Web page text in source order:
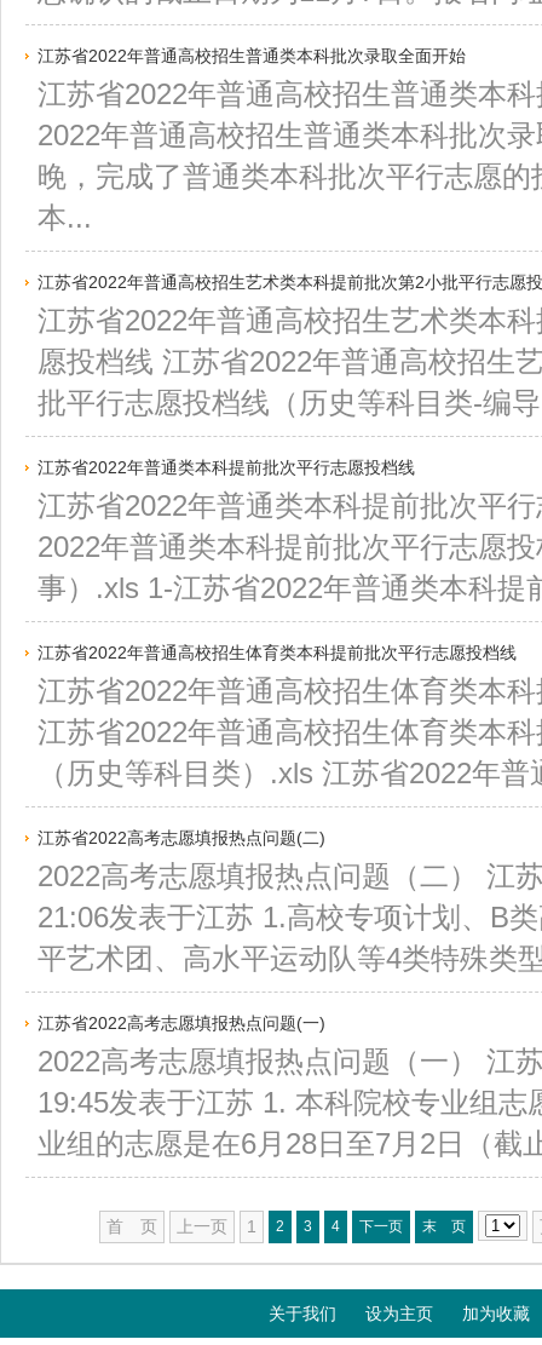
江苏省2022年普通高校招生普通类本科批次录取全面开始
江苏省2022年普通高校招生普通类本
2022年普通高校招生普通类本科批次
晚，完成了普通类本科批次平行志愿
本...
江苏省2022年普通高校招生艺术类本科提前批次第2小批平行志愿
江苏省2022年普通高校招生艺术类本
愿投档线 江苏省2022年普通高校招生
批平行志愿投档线（历史等科目类-编
江苏省2022年普通类本科提前批次平行志愿投档线
江苏省2022年普通类本科提前批次平
2022年普通类本科提前批次平行志愿
事）.xls 1-江苏省2022年普通类本科提
江苏省2022年普通高校招生体育类本科提前批次平行志愿投档线
江苏省2022年普通高校招生体育类本
江苏省2022年普通高校招生体育类本
（历史等科目类）.xls 江苏省2022年
江苏省2022高考志愿填报热点问题(二)
2022高考志愿填报热点问题（二） 江
21:06发表于江苏 1.高校专项计划、B
平艺术团、高水平运动队等4类特殊类
江苏省2022高考志愿填报热点问题(一)
2022高考志愿填报热点问题（一） 江
19:45发表于江苏 1. 本科院校专业组志
业组的志愿是在6月28日至7月2日（截
首 页 上一页 1 2 3 4 下一页 末 页
关于我们 设为主页 加为收藏